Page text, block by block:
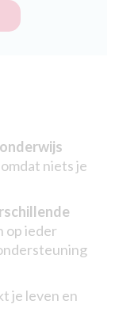
omdat niets je
op ieder
je leven en